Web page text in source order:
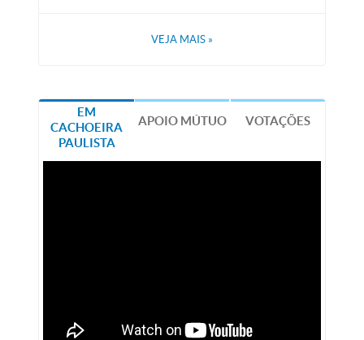
VEJA MAIS »
EM
CACHOEIRA
PAULISTA
APOIO MÚTUO VOTAÇÕES